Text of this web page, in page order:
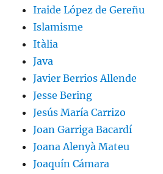
Iraide López de Gereñu
Islamisme
Itàlia
Java
Javier Berrios Allende
Jesse Bering
Jesús María Carrizo
Joan Garriga Bacardí
Joana Alenyà Mateu
Joaquín Cámara